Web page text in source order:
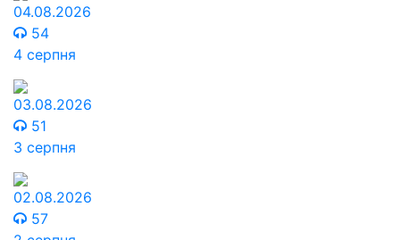
04.08.2026
54
4 серпня
03.08.2026
51
3 серпня
02.08.2026
57